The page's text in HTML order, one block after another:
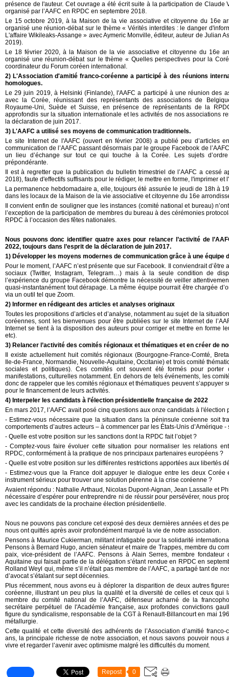
présence de l'auteur. Cet ouvrage a été écrit suite à la participation de Claude
organisé par l’AAFC en RPDC en septembre 2018.
Le 15 octobre 2019, à la Maison de la vie associative et citoyenne du 16e
organisé une réunion-débat sur le thème « Vérités interdites : le danger
L'affaire Wikileaks-Assange » avec Aymeric Monville, éditeur, auteur de Julian
2019).
Le 18 février 2020, à la Maison de la vie associative et citoyenne du 16e
organisé une réunion-débat sur le thème « Quelles perspectives pour la
coordinateur du Forum coréen international.
2) L'Association d'amitié franco-coréenne a participé à des réunions
homologues.
Le 29 juin 2019, à Helsinki (Finlande), l'AAFC a participé à une réunion des
avec la Corée, réunissant des représentants des associations de
Royaume-Uni, Suède et Suisse, en présence de représentants de la
approfondis sur la situation internationale et les activités de nos associations
la déclaration de juin 2017.
3) L'AAFC a utilisé ses moyens de communication traditionnels.
Le site Internet de l'AAFC (ouvert en février 2008) a publié peu d’articles
communication de l’AAFC passant désormais par le groupe Facebook de
un lieu d’échange sur tout ce qui touche à la Corée. Les sujets
prépondérante.
Il est à regretter que la publication du bulletin trimestriel de l’AAFC a cessé
2018), faute d'effectifs suffisants pour le rédiger, le mettre en forme, l'imprimer et
La permanence hebdomadaire a, elle, toujours été assurée le jeudi de 18h à
dans les locaux de la Maison de la vie associative et citoyenne du 16e
Il convient enfin de souligner que les instances (comité national et bureau)
l’exception de la participation de membres du bureau à des cérémonies
RPDC à l’occasion des fêtes nationales.
Nous pouvons donc identifier quatre axes pour relancer l’activité de
2022, toujours dans l’esprit de la déclaration de juin 2017.
1) Développer les moyens modernes de communication grâce à une équipe
Pour le moment, l’AAFC n’est présente que sur Facebook. Il conviendrait d’être
sociaux (Twitter, Instagram, Telegram…) mais à la seule condition de
l’expérience du groupe Facebook démontre la nécessité de veiller
quasi-instantanément tout dérapage. La même équipe pourrait être chargée
via un outil tel que Zoom.
2) Informer en rédigeant des articles et analyses originaux
Toutes les propositions d’articles et d’analyse, notamment au sujet de la
coréennes, sont les bienvenues pour être publiées sur le site Internet de
Internet se tient à la disposition des auteurs pour corriger et mettre en forme
etc).
3) Relancer l’activité des comités régionaux et thématiques et en créer de
Il existe actuellement huit comités régionaux (Bourgogne-France-Comté,
Ile-de-France, Normandie, Nouvelle-Aquitaine, Occitanie) et trois comité
sociales et politiques). Ces comités ont souvent été formés pour porter
manifestations, culturelles notamment. En dehors de tels événements, les
donc de rappeler que les comités régionaux et thématiques peuvent s’appuyer
pour le financement de leurs activités.
4) Interpeler les candidats à l’élection présidentielle française de 2022
En mars 2017, l’AAFC avait posé cinq questions aux onze candidats à
- Estimez-vous nécessaire que la situation dans la péninsule coréenne soit
comportements d’autres acteurs – à commencer par les États-Unis d’Amérique
- Quelle est votre position sur les sanctions dont la RPDC fait l’objet ?
- Comptez-vous faire évoluer cette situation pour normaliser les relations
RPDC, conformément à la pratique de nos principaux partenaires européens ?
- Quelle est votre position sur les différentes restrictions apportées aux libertés
- Estimez-vous que la France doit appuyer le dialogue entre les deux Corée
instrument sérieux pour trouver une solution pérenne à la crise coréenne ?
Avaient répondu : Nathalie Arthaud, Nicolas Dupont-Aignan, Jean Lassalle et
nécessaire d’espérer pour entreprendre ni de réussir pour persévérer, nous
avec les candidats de la prochaine élection présidentielle.
Nous ne pouvons pas conclure cet exposé des deux dernières années et des
nous ont quittés après avoir profondément marqué la vie de notre association.
Pensons à Maurice Cukierman, militant infatigable pour la solidarité
Pensons à Bernard Hugo, ancien sénateur et maire de Trappes, membre du
paix, vice-président de l’AAFC. Pensons à Alain Serres, membre
Aquitaine qui faisait partie de la délégation s’étant rendue en RPDC en
Rolland Weyl qui, même s’il n’était pas membre de l’AAFC, a partagé tant de
d’avocat s’étalant sur sept décennies.
Plus récemment, nous avons eu à déplorer la disparition de deux autres
coréenne, illustrant un peu plus la qualité et la diversité de celles et ceux qui
membre du comité national de l’AAFC, défenseur acharné de la
secrétaire perpétuel de l'Académie française, aux profondes convictions
figure du syndicalisme, responsable de la CGT à Renault-Billancourt en mai
métallurgie.
Cette qualité et cette diversité des adhérents de l’Association d’amitié
ans, la principale richesse de notre association, et nous savons pouvoir nous
vivre et regarder l’avenir avec optimisme malgré les difficultés du moment.
Repost 0